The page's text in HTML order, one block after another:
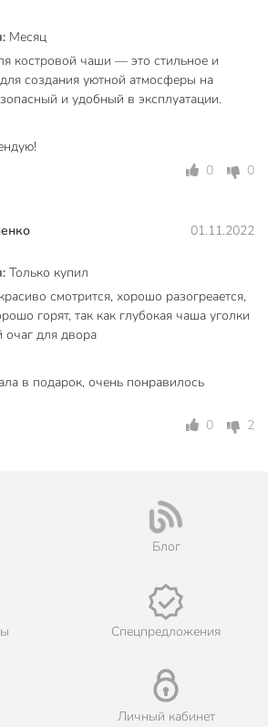
3 мм, Лев» и другие товары в
в Тамбове по низким ценам и с
для костровой
18 кг
Месяц
костровой чаши — это стильное и
создания уютной атмосферы на
и удобный в эксплуатации.
0
0
01.11.2022
Только купил
смотрится, хорошо разогреается,
горят, так как глубокая чаша уголки
для двора
в подарок, очень понравилось
0
2
Блог
Спецпредложения
Личный кабинет